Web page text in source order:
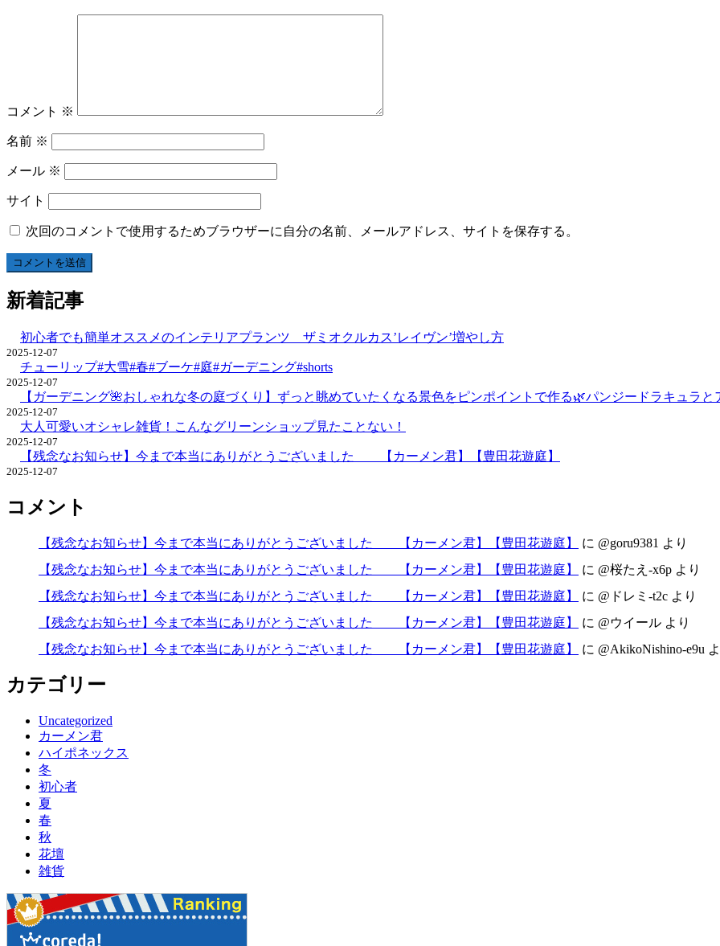
コメント ※
名前 ※
メール ※
サイト
次回のコメントで使用するためブラウザーに自分の名前、メールアドレス、サイトを保存する。
新着記事
初心者でも簡単オススメのインテリアプランツ ザミオクルカス’レイヴン’増やし方
2025-12-07
チューリップ#大雪#春#ブーケ#庭#ガーデニング#shorts
2025-12-07
【ガーデニング🌺おしゃれな冬の庭づくり】ずっと眺めていたくなる景色をピンポイントで作る🌿パンジードラキュラ
2025-12-07
大人可愛いオシャレ雑貨！こんなグリーンショップ見たことない！
2025-12-07
【残念なお知らせ】今まで本当にありがとうございました 【カーメン君】【豊田花遊庭】
2025-12-07
コメント
【残念なお知らせ】今まで本当にありがとうございました 【カーメン君】【豊田花遊庭】 に @goru9381 より
【残念なお知らせ】今まで本当にありがとうございました 【カーメン君】【豊田花遊庭】
に @桜たえ-x6p より
【残念なお知らせ】今まで本当にありがとうございました 【カーメン君】【豊田花遊庭】
に @ドレミ-t2c より
【残念なお知らせ】今まで本当にありがとうございました 【カーメン君】【豊田花遊庭】
に @ウイール より
【残念なお知らせ】今まで本当にありがとうございました 【カーメン君】【豊田花遊庭】
に @AkikoNishino-e9u
カテゴリー
Uncategorized
カーメン君
ハイポネックス
冬
初心者
夏
春
秋
花壇
雑貨